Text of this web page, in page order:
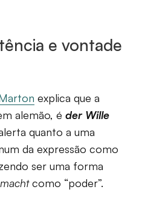
e vontade
explica que a
alemão, é der Wille
quanto a uma
da expressão como
ser uma forma
machtcomo “poder”.